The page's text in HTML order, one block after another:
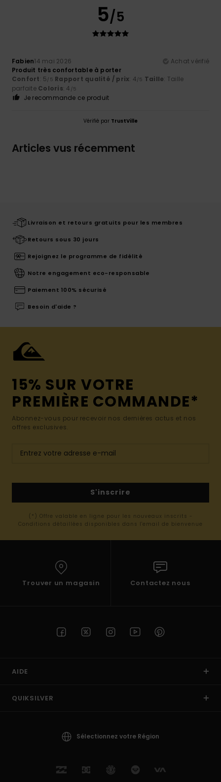
5/5
Fabien14 mai 2026
Achat vérifié
Produit très confortable à porter
Confort: 5/5 Rapport qualité / prix: 4/5 Taille: Taille
parfaite Coloris: 4 /5
Je recommande ce produit
Vérifié par TrustVille
Articles vus récemment
Livraison et retours gratuits pour les membres
Retours sous 30 jours
Rejoignez le programme de fidélité
Notre engagement eco-responsable
Paiement 100% sécurisé
Besoin d'aide ?
15% SUR VOTRE
PREMIÈRE COMMANDE*
Abonnez-vous pour recevoir nos dernières actus et nos
offres exclusives.
S'inscrire
(*) Offre valable en ligne pour les nouveaux inscrits -
Conditions détaillées disponibles dans l'email de bienvenue
Trouver un magasin Contactez nous
AIDE
QUIKSILVER
Sélectionnez votre Région